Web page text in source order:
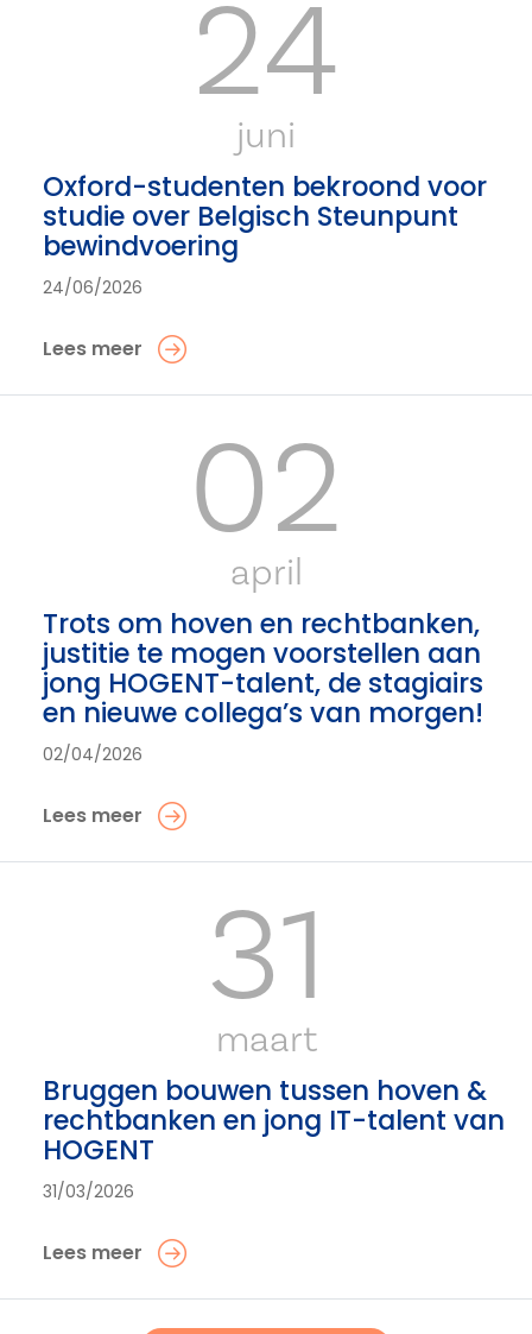
24
juni
Oxford-studenten bekroond voor
studie over Belgisch Steunpunt
bewindvoering
24/06/2026
Lees meer
02
april
Trots om hoven en rechtbanken,
justitie te mogen voorstellen aan
jong HOGENT-talent, de stagiairs
en nieuwe collega’s van morgen!
02/04/2026
Lees meer
31
maart
Bruggen bouwen tussen hoven &
rechtbanken en jong IT-talent van
HOGENT
31/03/2026
Lees meer